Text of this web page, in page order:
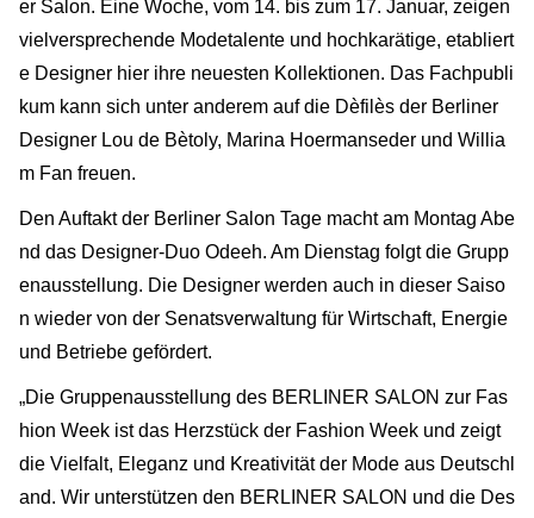
er Salon. Eine Woche, vom 14. bis zum 17. Januar, zeigen
vielversprechende Modetalente und hochkarätige, etabliert
e Designer hier ihre neuesten Kollektionen. Das Fachpubli
kum kann sich unter anderem auf die Dèfilès der Berliner
Designer Lou de Bètoly, Marina Hoermanseder und Willia
m Fan freuen.
Den Auftakt der Berliner Salon Tage macht am Montag Abe
nd das Designer-Duo Odeeh. Am Dienstag folgt die Grupp
enausstellung. Die Designer werden auch in dieser Saiso
n wieder von der Senatsverwaltung für Wirtschaft, Energie
und Betriebe gefördert.
„Die Gruppenausstellung des BERLINER SALON zur Fas
hion Week ist das Herzstück der Fashion Week und zeigt
die Vielfalt, Eleganz und Kreativität der Mode aus Deutschl
and. Wir unterstützen den BERLINER SALON und die Des